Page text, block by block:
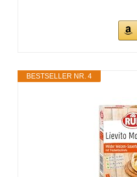
BESTSELLER NR. 4